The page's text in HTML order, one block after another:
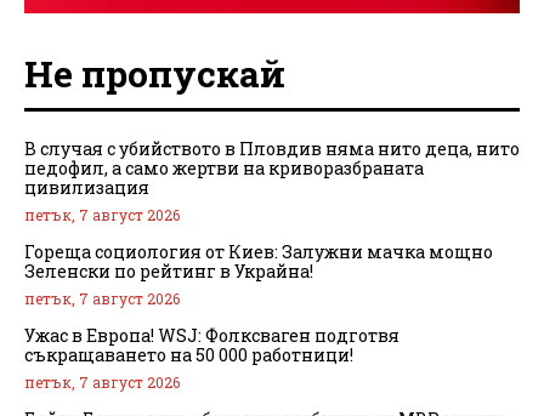
Не пропускай
В случая с убийството в Пловдив няма нито деца, нито
педофил, а само жертви на криворазбраната
цивилизация
петък, 7 август 2026
Гореща социология от Киев: Залужни мачка мощно
Зеленски по рейтинг в Украйна!
петък, 7 август 2026
Ужас в Европа! WSJ: Фолксваген подготвя
съкращаването на 50 000 работници!
петък, 7 август 2026